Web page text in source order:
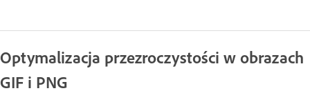
Optymalizacja przezroczystości w obrazach
GIF i PNG